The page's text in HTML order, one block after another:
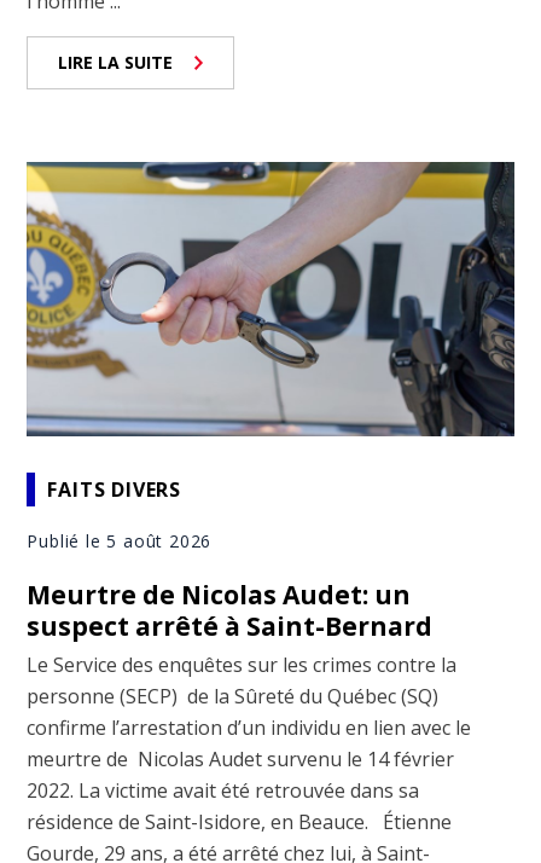
LIRE LA SUITE
FAITS DIVERS
Publié le 5 août 2026
Meurtre de Nicolas Audet: un
suspect arrêté à Saint-Bernard
Le Service des enquêtes sur les crimes contre la
personne (SECP) de la Sûreté du Québec (SQ)
confirme l’arrestation d’un individu en lien avec le
meurtre de Nicolas Audet survenu le 14 février
2022. La victime avait été retrouvée dans sa
résidence de Saint-Isidore, en Beauce. Étienne
Gourde, 29 ans, a été arrêté chez lui, à Saint-